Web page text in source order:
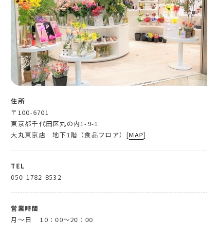
住所
〒100-6701
東京都千代田区丸の内1-9-1
大丸東京店 地下1階（食品フロア）[MAP]
TEL
050-1782-8532
営業時間
月～日
10：00～20：00